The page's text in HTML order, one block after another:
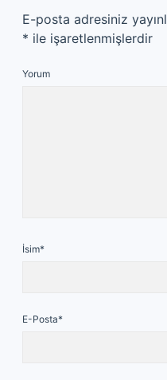
E-posta adresiniz
* ile işaretlenmişlerdir
Yorum
İsim*
E-Posta*